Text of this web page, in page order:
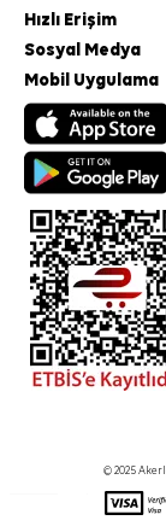
Hızlı Erişim
Sosyal Medya
Mobil Uygulama
© 2025